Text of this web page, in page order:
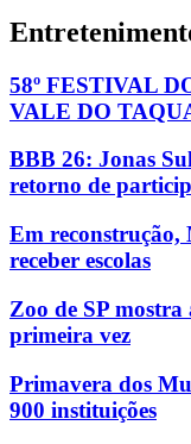
58º FESTIVAL
VALE DO
BBB 26: Jonas
retorno de
Em reconstrução,
receber escolas
Zoo de SP
primeira vez
Primavera dos
900 instituições